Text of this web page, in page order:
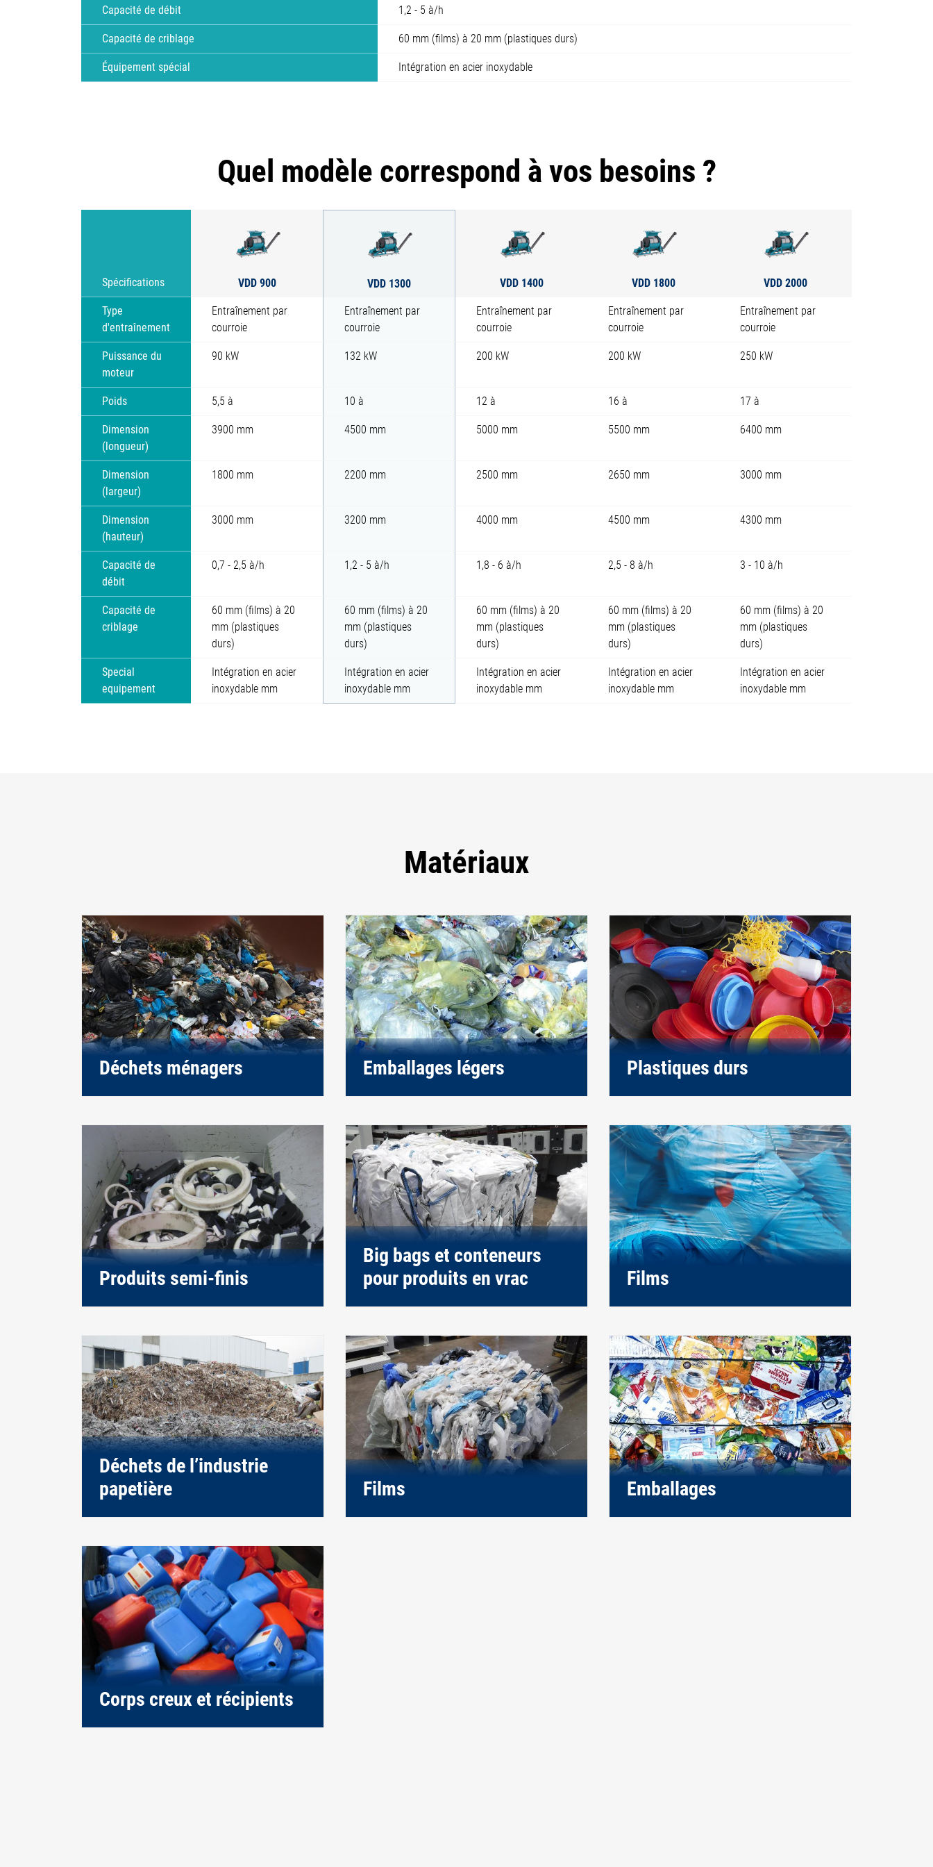
Capacité de débit 1,2 - 5 à/h
Capacité de criblage 60 mm (films) à 20 mm (plastiques durs)
Équipement spécial Intégration en acier inoxydable
Quel modèle correspond à vos besoins ?
Spécifications VDD 900 VDD 1300 VDD 1400 VDD 1800 VDD 2000
Type
d'entraînement
Entraînement par
courroie
Entraînement par
courroie
Entraînement par
courroie
Entraînement par
courroie
Entraînement par
courroie
Puissance du
moteur
90 kW 132 kW 200 kW 200 kW 250 kW
Poids 5,5 à 10 à 12 à 16 à 17 à
Dimension
(longueur)
3900 mm 4500 mm 5000 mm 5500 mm 6400 mm
Dimension
(largeur)
1800 mm 2200 mm 2500 mm 2650 mm 3000 mm
Dimension
(hauteur)
3000 mm 3200 mm 4000 mm 4500 mm 4300 mm
Capacité de
débit
0,7 - 2,5 à/h 1,2 - 5 à/h 1,8 - 6 à/h 2,5 - 8 à/h 3 - 10 à/h
Capacité de
criblage
60 mm (films) à 20
mm (plastiques
durs)
60 mm (films) à 20
mm (plastiques
durs)
60 mm (films) à 20
mm (plastiques
durs)
60 mm (films) à 20
mm (plastiques
durs)
60 mm (films) à 20
mm (plastiques
durs)
Special
equipement
Intégration en acier
inoxydable mm
Intégration en acier
inoxydable mm
Intégration en acier
inoxydable mm
Intégration en acier
inoxydable mm
Intégration en acier
inoxydable mm
Matériaux
Déchets ménagers Emballages légers Plastiques durs
Produits semi-finis
Big bags et conteneurs
pour produits en vrac
Films
Déchets de l’industrie
papetière
Films Emballages
Corps creux et récipients